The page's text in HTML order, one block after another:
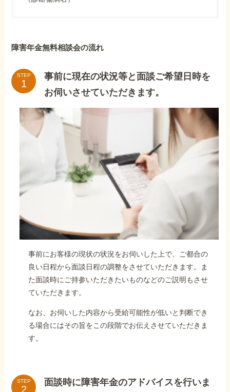
障害年金無料相談会の流れ
STEP
事前に現在の状況等と面談ご希望日時を
お伺いさせていただきます。
事前にお客様の現状の状況をお伺いした上で、ご都合の
良い日程から面談日程の調整をさせていただきます。ま
た面談時にご持参いただきたいものなどのご説明もさせ
ていただきます。
なお、お伺いした内容から受給可能性が低いと判断でき
る場合にはその旨をこの段階でお伝えさせていただきま
す。
STEP
面談時に障害年金のアドバイスを行いま